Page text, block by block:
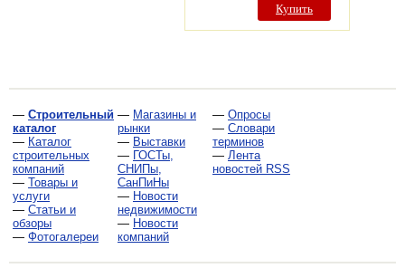
Купить
— Строительный
каталог
— Каталог
строительных
компаний
— Товары и
услуги
— Статьи и
обзоры
— Фотогалереи
— Магазины и
рынки
— Выставки
— ГОСТы,
СНИПы,
СанПиНы
— Новости
недвижимости
— Новости
компаний
— Опросы
— Словари
терминов
— Лента
новостей RSS